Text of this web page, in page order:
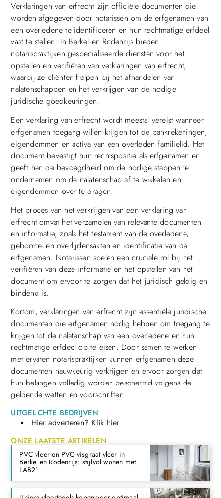
Verklaringen van erfrecht zijn officiële documenten die
worden afgegeven door notarissen om de erfgenamen van
een overledene te identificeren en hun rechtmatige erfdeel
vast te stellen. In Berkel en Rodenrijs bieden
notarispraktijken gespecialiseerde diensten voor het
opstellen en verifiëren van verklaringen van erfrecht,
waarbij ze cliënten helpen bij het afhandelen van
nalatenschappen en het verkrijgen van de nodige
juridische goedkeuringen.
Een verklaring van erfrecht wordt meestal vereist wanneer
erfgenamen toegang willen krijgen tot de bankrekeningen,
eigendommen en activa van een overleden familielid. Het
document bevestigt hun rechtspositie als erfgenamen en
geeft hen de bevoegdheid om de nodige stappen te
ondernemen om de nalatenschap af te wikkelen en
eigendommen over te dragen.
Het proces van het verkrijgen van een verklaring van
erfrecht omvat het verzamelen van relevante documenten
en informatie, zoals het testament van de overledene,
geboorte- en overlijdensakten en identificatie van de
erfgenamen. Notarissen spelen een cruciale rol bij het
verifiëren van deze informatie en het opstellen van het
document om ervoor te zorgen dat het juridisch geldig en
bindend is.
Kortom, verklaringen van erfrecht zijn essentiële juridische
documenten die erfgenamen nodig hebben om toegang te
krijgen tot de nalatenschap van een overledene en hun
rechtmatige erfdeel op te eisen. Door samen te werken
met ervaren notarispraktijken kunnen erfgenamen deze
documenten nauwkeurig verkrijgen en ervoor zorgen dat
hun belangen volledig worden beschermd volgens de
geldende wetten en voorschriften.
UITGELICHTE BEDRIJVEN
Hier adverteren? Klik hier
ONZE LAATSTE ARTIKELEN
PVC vloer en PVC visgraat vloer in
Berkel en Rodenrijs: stijlvol wonen met
LAB21